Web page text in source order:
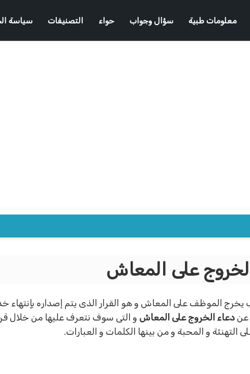
معلومات طبية سؤال وجواب حواء التصنيفات سياسة
على المعاش
الموظف على المعاش و هو القرار الذى يتم إصداره بإنتهاء
عن دعاء الخروج على المعاش و التى سوف نتعرف عليها من خلال
التهنئة و المحبة و من بينها الكلمات و العبارات.